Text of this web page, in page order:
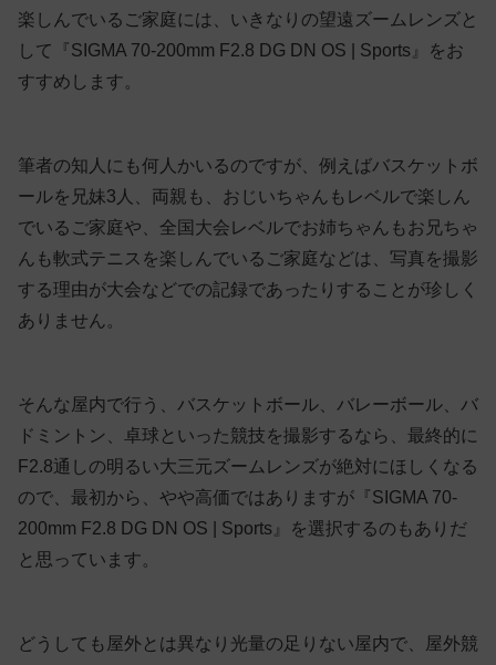
楽しんでいるご家庭には、いきなりの望遠ズームレンズと
して『SIGMA 70-200mm F2.8 DG DN OS | Sports』をお
すすめします。
筆者の知人にも何人かいるのですが、例えばバスケットボ
ールを兄妹3人、両親も、おじいちゃんもレベルで楽しん
でいるご家庭や、全国大会レベルでお姉ちゃんもお兄ちゃ
んも軟式テニスを楽しんでいるご家庭などは、写真を撮影
する理由が大会などでの記録であったりすることが珍しく
ありません。
そんな屋内で行う、バスケットボール、バレーボール、バ
ドミントン、卓球といった競技を撮影するなら、最終的に
F2.8通しの明るい大三元ズームレンズが絶対にほしくなる
ので、最初から、やや高価ではありますが『SIGMA 70-
200mm F2.8 DG DN OS | Sports』を選択するのもありだ
と思っています。
どうしても屋外とは異なり光量の足りない屋内で、屋外競